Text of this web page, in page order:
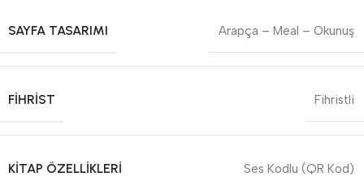
SAYFA TASARIMI Arapça – Meal – Okunuş
FIHRIST Fihristli
KITAP ÖZELLIKLERI Ses Kodlu (QR Kod)